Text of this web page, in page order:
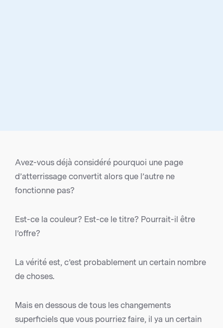
Avez-vous déjà considéré pourquoi une page
d’atterrissage convertit alors que l’autre ne
fonctionne pas?
Est-ce la couleur? Est-ce le titre? Pourrait-il être
l’offre?
La vérité est, c’est probablement un certain nombre
de choses.
Mais en dessous de tous les changements
superficiels que vous pourriez faire, il ya un certain